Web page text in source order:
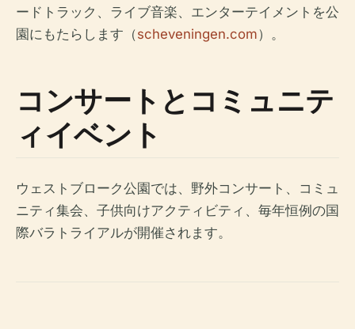
ードトラック、ライブ音楽、エンターテイメントを公
園にもたらします（scheveningen.com）。
コンサートとコミュニテ
ィイベント
ウェストブローク公園では、野外コンサート、コミュ
ニティ集会、子供向けアクティビティ、毎年恒例の国
際バラトライアルが開催されます。